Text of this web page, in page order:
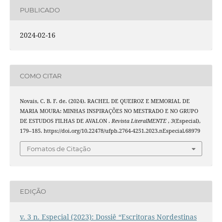
PUBLICADO
2024-02-16
COMO CITAR
Novais, C. B. F. de. (2024). RACHEL DE QUEIROZ E MEMORIAL DE
MARIA MOURA: MINHAS INSPIRAÇÕES NO MESTRADO E NO GRUPO
DE ESTUDOS FILHAS DE AVALON . Revista LiteralMENTE , 3(Especial),
179–185. https://doi.org/10.22478/ufpb.2764-4251.2023.nEspecial.68979
Fomatos de Citação
EDIÇÃO
v. 3 n. Especial (2023): Dossiê “Escritoras Nordestinas